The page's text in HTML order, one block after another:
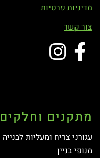
מדיניות פרטיות
צור קשר
מתקנים וחלקים
עגורני צריח ומעליות לבנייה
מנופי בניין